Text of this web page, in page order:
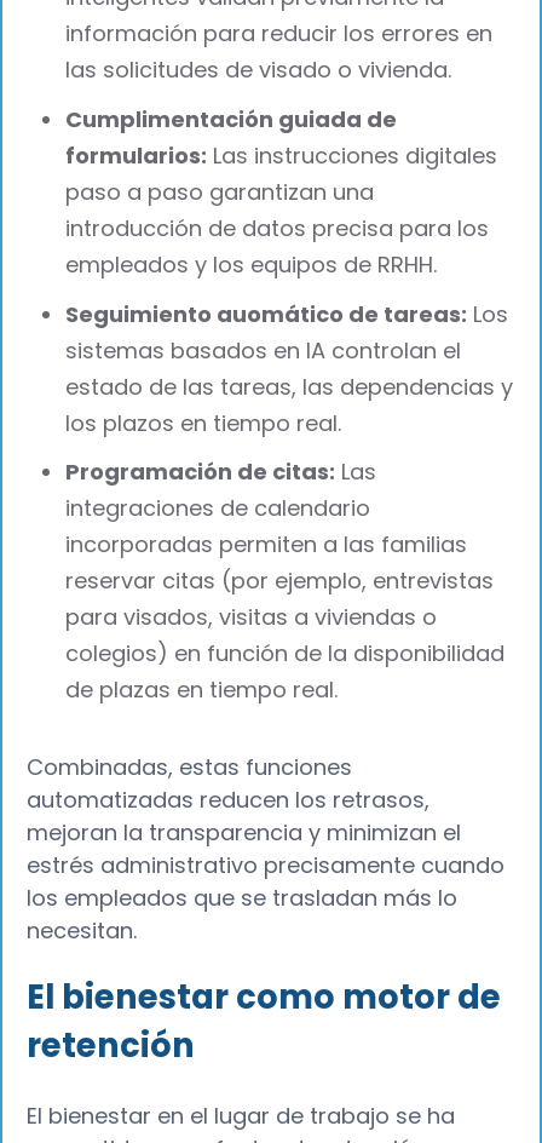
información para reducir los errores en
las solicitudes de visado o vivienda.
Cumplimentación guiada de
formularios: Las instrucciones digitales
paso a paso garantizan una
introducción de datos precisa para los
empleados y los equipos de RRHH.
Seguimiento auomático de tareas: Los
sistemas basados en IA controlan el
estado de las tareas, las dependencias y
los plazos en tiempo real.
Programación de citas: Las
integraciones de calendario
incorporadas permiten a las familias
reservar citas (por ejemplo, entrevistas
para visados, visitas a viviendas o
colegios) en función de la disponibilidad
de plazas en tiempo real.
Combinadas, estas funciones
automatizadas reducen los retrasos,
mejoran la transparencia y minimizan el
estrés administrativo precisamente cuando
los empleados que se trasladan más lo
necesitan.
El bienestar como motor de
retención
El bienestar en el lugar de trabajo se ha